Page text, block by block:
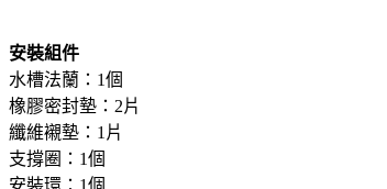
安裝組件
水槽法蘭：1個
橡膠密封墊：2片
纖維襯墊：1片
支撐圈：1個